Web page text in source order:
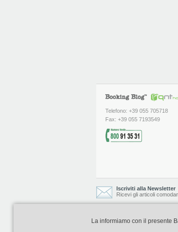
Telefono: +39 055 705718
Fax: +39 055 7193549
Iscriviti alla Newsletter
Ricevi gli articoli
Booking Blog è realizzato e
La informiamo con il presente